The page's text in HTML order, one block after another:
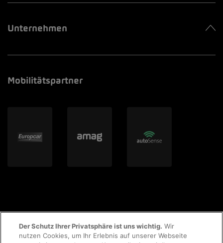
Unternehmen
Mobilitätspartner
Der Schutz Ihrer Privatsphäre ist uns wichtig. Wir
nutzen Cookies, um Ihr Erlebnis auf unserer Webseite